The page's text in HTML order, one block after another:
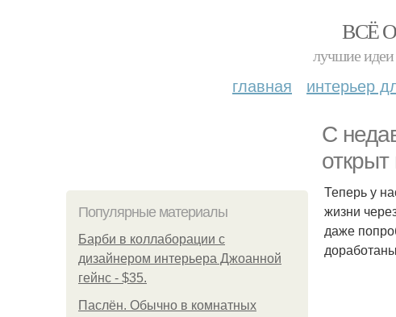
ВСЁ
лучшие идеи
главная интерьер
С
Популярные материалы
Барби в коллаборации с
дизайнером интерьера Джоанной
гейнс - $35.
Паслён. Обычно в комнатных
Теперь у
жизни
даже